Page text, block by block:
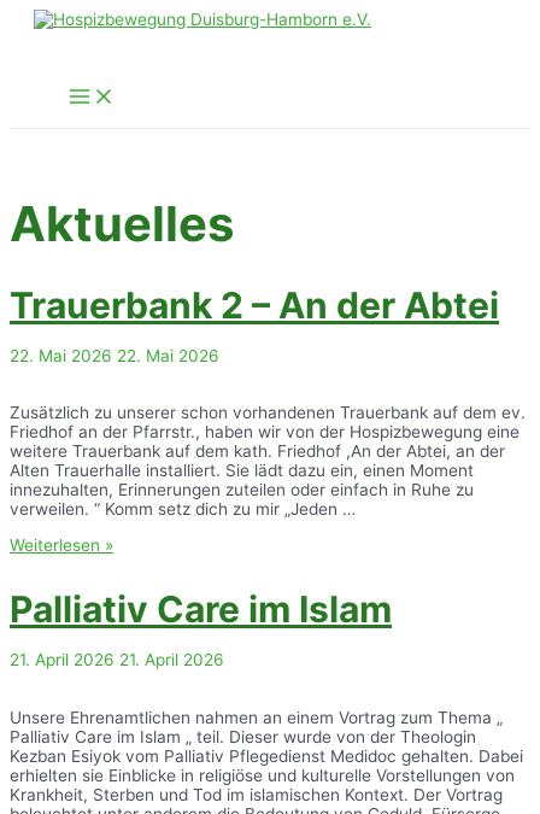
Zum
Main
Menu
Aktuelles
Trauerbank 2 – An der Abtei
22. Mai 2026 22. Mai 2026
Zusätzlich zu unserer schon vorhandenen Trauerbank auf dem ev.
Friedhof an der Pfarrstr., haben wir von der Hospizbewegung eine
weitere Trauerbank auf dem kath. Friedhof ,An der Abtei, an der
Alten Trauerhalle installiert. Sie lädt dazu ein, einen Moment
innezuhalten, Erinnerungen zuteilen oder einfach in Ruhe zu
verweilen. “ Komm setz dich zu mir „Jeden …
Trauerbank
An
der
Weiterlesen »
Palliativ Care im Islam
21. April 2026 21. April 2026
Unsere Ehrenamtlichen nahmen an einem Vortrag zum Thema „
Palliativ Care im Islam „ teil. Dieser wurde von der Theologin
Kezban Esiyok vom Palliativ Pflegedienst Medidoc gehalten. Dabei
erhielten sie Einblicke in religiöse und kulturelle Vorstellungen von
Krankheit, Sterben und Tod im islamischen Kontext. Der Vortrag